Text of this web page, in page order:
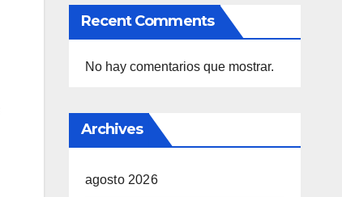
Recent Comments
No hay comentarios que mostrar.
Archives
agosto 2026